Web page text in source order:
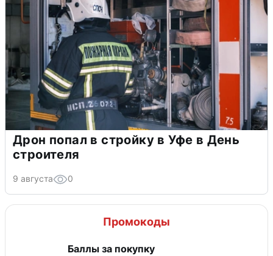
Дрон попал в стройку в Уфе в День
строителя
9 августа 0
Промокоды
Баллы за покупку